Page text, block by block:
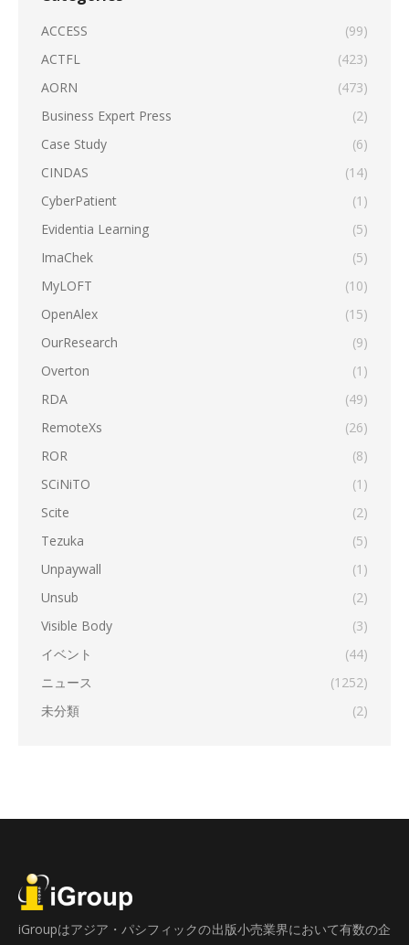
ACCESS
(99)
ACTFL
(423)
AORN
(473)
Business Expert Press
(2)
Case Study
(6)
CINDAS
(14)
CyberPatient
(1)
Evidentia Learning
(5)
ImaChek
(5)
MyLOFT
(10)
OpenAlex
(15)
OurResearch
(9)
Overton
(1)
RDA
(49)
RemoteXs
(26)
ROR
(8)
SCiNiTO
(1)
Scite
(2)
Tezuka
(5)
Unpaywall
(1)
Unsub
(2)
Visible Body
(3)
イベント
(44)
ニュース
(1252)
未分類
(2)
iGroupはアジア・パシフィックの出版小売業界において有数の企